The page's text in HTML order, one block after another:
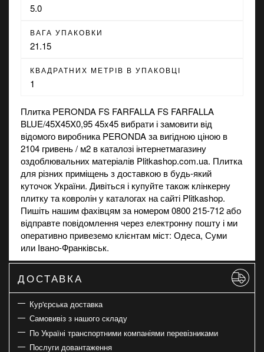
5.0
ВАГА УПАКОВКИ
21.15
КВАДРАТНИХ МЕТРІВ В УПАКОВЦІ
1
Плитка PERONDA FS FARFALLA FS FARFALLA
BLUE/45X45X0,95 45x45 вибрати і замовити від
відомого виробника PERONDA за вигідною ціною в
2104 гривень / м2 в каталозі інтернетмагазину
оздоблювальних матеріалів Plitkashop.com.ua. Плитка
для різних приміщень з доставкою в будь-який
куточок України. Дивіться і купуйте також клінкерну
плиткута ковроліну каталогах на сайті Plitkashop.
Пишіть нашим фахівцям за номером 0800 215-712 або
відправте повідомлення через електронну пошту і ми
оперативно привеземо клієнтам міст: Одеса, Суми
или Івано-Франківськ.
ДОСТАВКА
Кур'єрська доставка
Самовивіз з нашого складу
По Україні транспортними компаніями перевізниками
Послуги довантаження